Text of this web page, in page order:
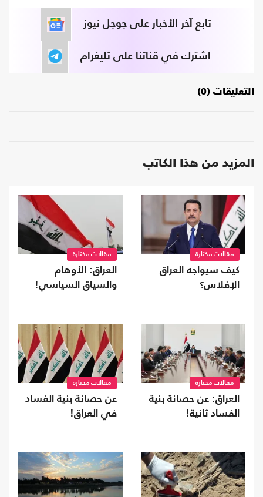
تابع آخر الأخبار على جوجل نيوز
اشترك في قناتنا على تليغرام
التعليقات (0)
المزيد من هذا الكاتب
مقالات مختارة
كيف سيواجه العراق
الإفلاس؟
مقالات مختارة
العراق: الأوهام
والسياق السياسي!
مقالات مختارة
العراق: عن حصانة بنية
الفساد ثانية!
مقالات مختارة
عن حصانة بنية الفساد
في العراق!